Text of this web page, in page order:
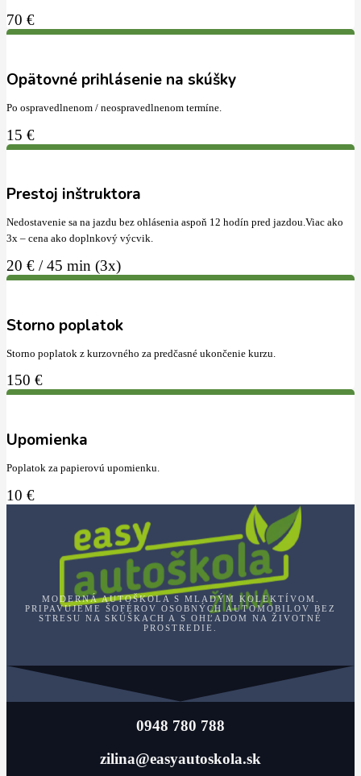
70 €
Opätovné prihlásenie na skúšky
Po ospravedlnenom / neospravedlnenom termíne.
15 €
Prestoj inštruktora
Nedostavenie sa na jazdu bez ohlásenia aspoň 12 hodín pred jazdou.Viac ako
3x – cena ako doplnkový výcvik.
20 € / 45 min (3x)
Storno poplatok
Storno poplatok z kurzovného za predčasné ukončenie kurzu.
150 €
Upomienka
Poplatok za papierovú upomienku.
10 €
MODERNÁ AUTOŠKOLA S MLADÝM KOLEKTÍVOM.
PRIPAVUJEME ŠOFÉROV OSOBNÝCH AUTOMOBILOV BEZ
STRESU NA SKÚŠKACH A S OHĽADOM NA ŽIVOTNÉ
PROSTREDIE.
0948 780 788
zilina@easyautoskola.sk